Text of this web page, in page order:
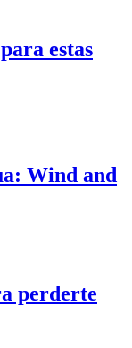
estas
Wind and
perderte